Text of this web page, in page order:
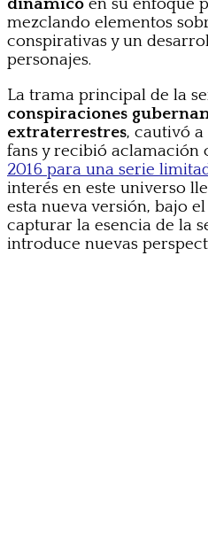
mezclando elementos
conspirativas y un
personajes.
La trama principal de la
conspiraciones
extraterrestres, cautivó a
fans y recibió aclamación
2016 para una serie
interés en este universo
esta nueva versión, bajo
capturar la esencia de la
introduce nuevas